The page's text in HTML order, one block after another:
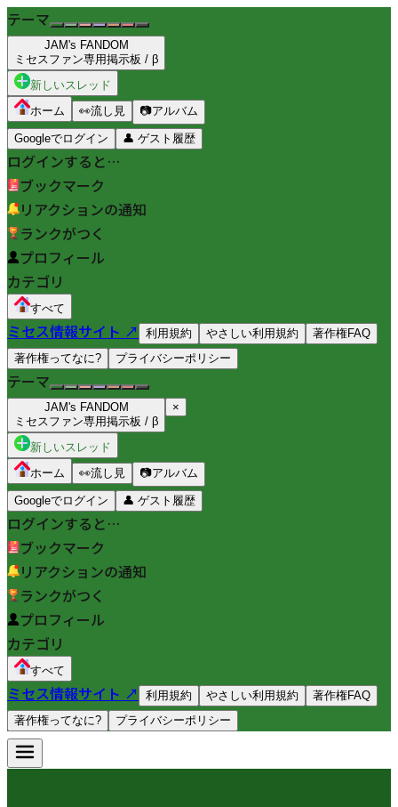
テーマ
JAM's FANDOM
ミセスファン専用掲示板 / β
新しいスレッド
ホーム
👀流し見 📷アルバム
Googleでログイン 👤 ゲスト履歴
ログインすると…
ブックマーク
リアクションの通知
ランクがつく
プロフィール
カテゴリ
すべて
ミセス情報サイト ↗ 利用規約 やさしい利用規約
著作権FAQ
著作権ってなに?
プライバシーポリシー
テーマ
JAM's FANDOM
ミセスファン専用掲示板 / β
×
新しいスレッド
ホーム
👀流し見 📷アルバム
Googleでログイン 👤 ゲスト履歴
ログインすると…
ブックマーク
リアクションの通知
ランクがつく
プロフィール
カテゴリ
すべて
ミセス情報サイト ↗ 利用規約 やさしい利用規約
著作権FAQ
著作権ってなに?
プライバシーポリシー